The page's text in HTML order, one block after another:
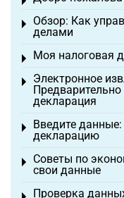
Обзор: Как
делами
Toggle menu
Моя налоговая
Toggle menu
Электронное
декларация
Toggle menu
Введите
декларацию
Toggle menu
Советы по
свои данные
Toggle menu
Проверка